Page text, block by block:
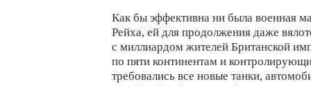
Как бы эффективна ни была военная
Рейха, ей для продолжения даже
с миллиардом жителей Британской
по пяти континентам и
требовались все новые танки,